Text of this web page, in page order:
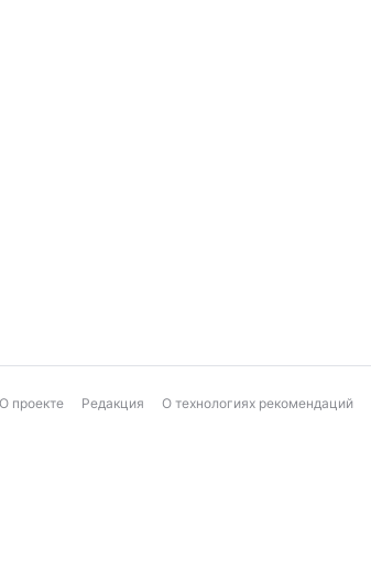
О проекте Редакция О технологиях рекомендаций